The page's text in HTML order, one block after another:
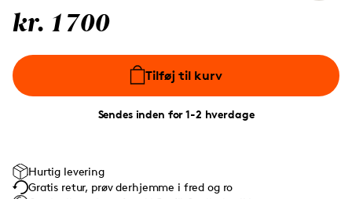
kr. 1700
Tilføj til kurv
Sendes inden for 1-2 hverdage
Hurtig levering
Gratis retur, prøv derhjemme i fred og ro